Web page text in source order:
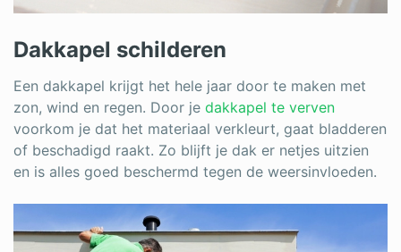
Dakkapel schilderen
Een dakkapel krijgt het hele jaar door te maken met
zon, wind en regen. Door je dakkapel te verven
voorkom je dat het materiaal verkleurt, gaat bladderen
of beschadigd raakt. Zo blijft je dak er netjes uitzien
en is alles goed beschermd tegen de weersinvloeden.